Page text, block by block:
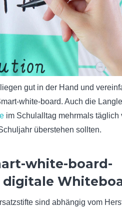
gut in der Hand und
white-board. Auch die
im Schulalltag mehrmals täglich
überstehen sollten.
white-board-
sind abhängig vom